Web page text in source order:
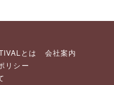
とは
会社案内
リシー